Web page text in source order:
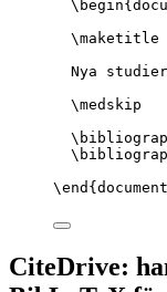
\begin{
\maketitle
Nya
\medskip
\end { document
CiteDrive: